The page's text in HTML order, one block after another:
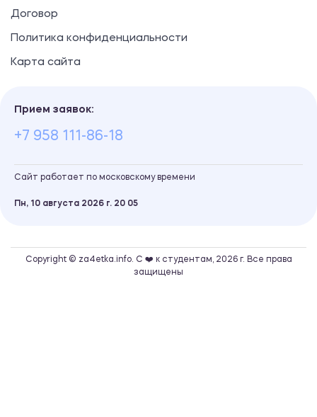
Договор
Политика конфиденциальности
Карта сайта
Прием заявок:
+7 958 111-86-18
Сайт работает по московскому времени
Пн, 10 августа 2026 г. 20 05
Copyright © za4etka.info. С ❤️ к студентам, 2026 г. Все права
защищены